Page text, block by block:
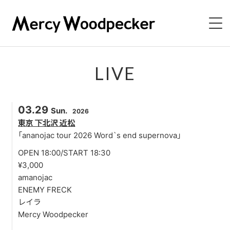
DISCOGRAPHY
LIVE
03.29 Sun. 2026
東京 下北沢 近松
「ananojac tour 2026 Word`s end supernova」
OPEN 18:00/START 18:30
¥3,000
amanojac
ENEMY FRECK
レイラ
Mercy Woodpecker